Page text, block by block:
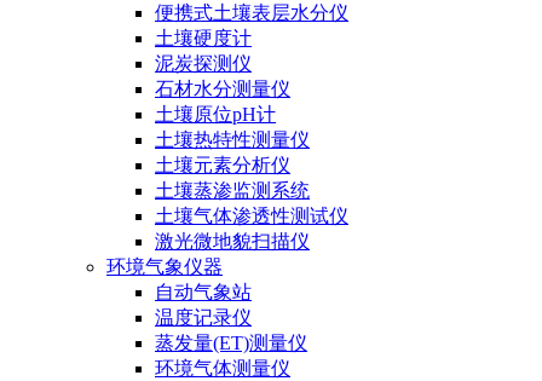
便携式土壤表层水分仪
土壤硬度计
泥炭探测仪
石材水分测量仪
土壤原位pH计
土壤热特性测量仪
土壤元素分析仪
土壤蒸渗监测系统
土壤气体渗透性测试仪
激光微地貌扫描仪
环境气象仪器
自动气象站
温度记录仪
蒸发量(ET)测量仪
环境气体测量仪